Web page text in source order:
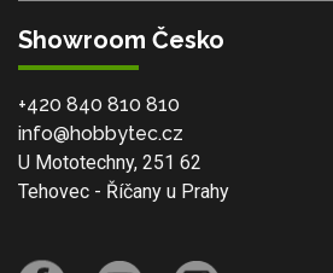
Showroom Česko
+420 840 810 810
info@hobbytec.cz
U Mototechny, 251 62
Tehovec - Říčany u Prahy